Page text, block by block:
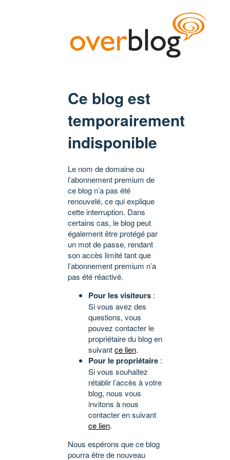
Ce blog est
temporairement
indisponible
Le nom de domaine ou
l’abonnement premium de
ce blog n’a pas été
renouvelé, ce qui explique
cette interruption. Dans
certains cas, le blog peut
également être protégé par
un mot de passe, rendant
son accès limité tant que
l’abonnement premium n’a
pas été réactivé.
Pour les visiteurs :
Si vous avez des
questions, vous
pouvez contacter le
propriétaire du blog en
suivantce lien.
Pour le propriétaire :
Si vous souhaitez
rétablir l’accès à votre
blog, nous vous
invitons à nous
contacter en suivant
ce lien.
Nous espérons que ce blog
pourra être de nouveau